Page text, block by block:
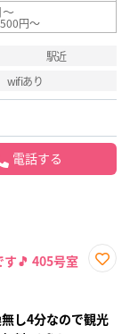
円～
駅近
wifiあり
電話する
す🎵 405号室
録
無し4分なので観光